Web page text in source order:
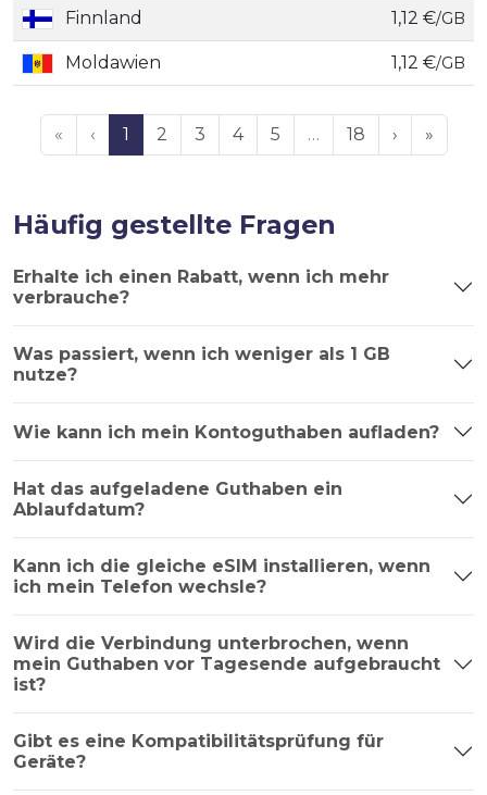
Finnland 1,12 €/GB
Moldawien 1,12 €/GB
« ‹ 1 2 3 4 5 … 18 › »
Häufig gestellte Fragen
Erhalte ich einen Rabatt, wenn ich mehr
verbrauche?
Was passiert, wenn ich weniger als 1 GB
nutze?
Wie kann ich mein Kontoguthaben aufladen?
Hat das aufgeladene Guthaben ein
Ablaufdatum?
Kann ich die gleiche eSIM installieren, wenn
ich mein Telefon wechsle?
Wird die Verbindung unterbrochen, wenn
mein Guthaben vor Tagesende aufgebraucht
ist?
Gibt es eine Kompatibilitätsprüfung für
Geräte?